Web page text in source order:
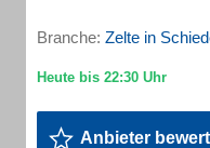
Branche: Zelte in
Anbieter